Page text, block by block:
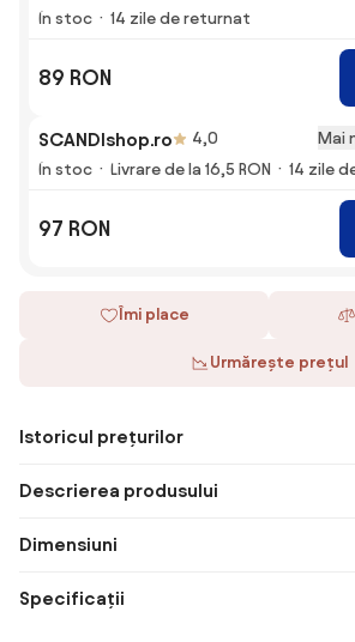
În stoc
14 zile de returnat
89 RON
SCANDIshop.ro 4,0
Mai
În stoc
Livrare de la 16,5 RON 14 zile
97 RON
Îmi place
Urmărește prețul
Istoricul prețurilor
Descrierea produsului
Dimensiuni
Specificații